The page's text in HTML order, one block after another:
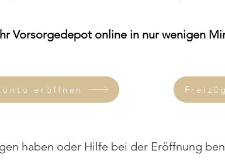
Vorsorgedepot online in nur wenigen
haben oder Hilfe bei der Eröffnung
eröffnen